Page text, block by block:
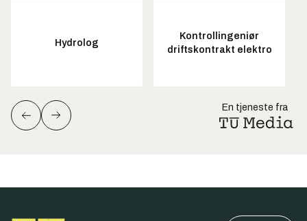
Hydrolog
Kontrollingeniør
driftskontrakt elektro
En tjeneste fra